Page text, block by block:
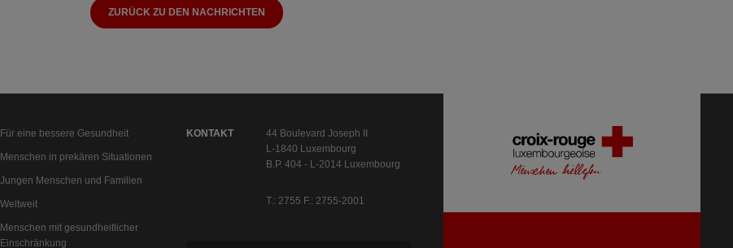
ZURÜCK ZU DEN NACHRICHTEN
Für eine bessere Gesundheit
Menschen in prekären Situationen
Jungen Menschen und Familien
Weltweit
Menschen mit gesundheitlicher
Einschränkung
KONTAKT
44 Boulevard Joseph II
L-1840 Luxembourg
B.P. 404 - L-2014 Luxembourg
T.: 2755 F.: 2755-2001